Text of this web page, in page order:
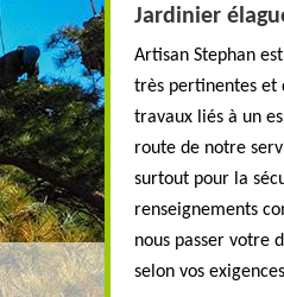
Jardinier
Artisan Stephan
très pertinentes et
travaux liés à un
route de notre
surtout pour la
renseignements
nous passer votre
selon vos